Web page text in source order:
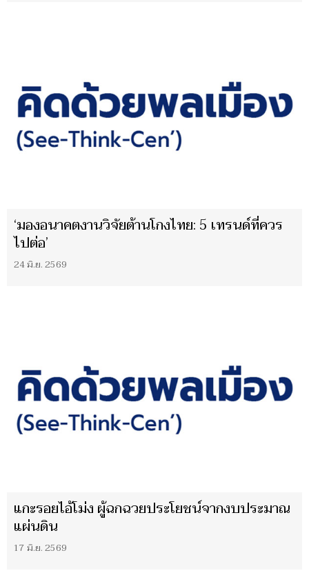
‘มองอนาคตงานวิจัยต้านโกงไทย: 5 เทรนด์ที่ควร
ไปต่อ’
24 มิ.ย. 2569
แกะรอยไอ้โม่ง ผู้ฉกฉวยประโยชน์จากงบประมาณ
แผ่นดิน
17 มิ.ย. 2569